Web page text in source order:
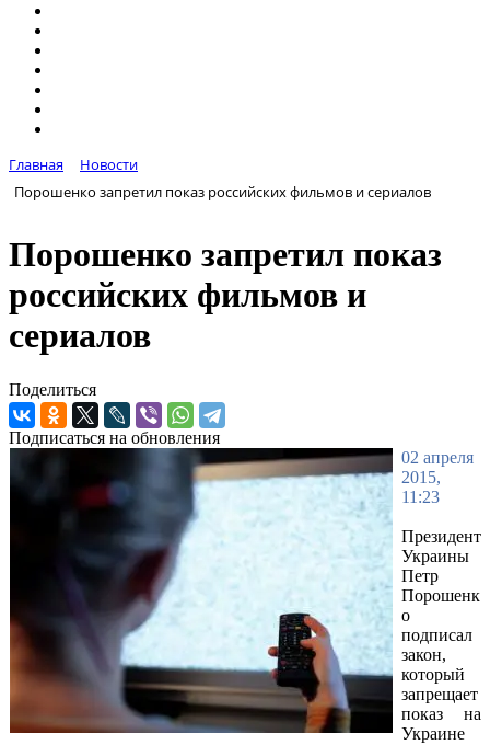
Главная
Новости
Порошенко запретил показ российских фильмов и сериалов
Порошенко запретил показ
российских фильмов и
сериалов
Поделиться
Подписаться на обновления
02 апреля
2015,
11:23
Президент
Украины
Петр
Порошенк
о
подписал
закон,
который
запрещает
показ на
Украине